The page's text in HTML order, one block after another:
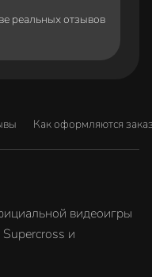
реальных отзывов
Как оформляются
видеоигры
и